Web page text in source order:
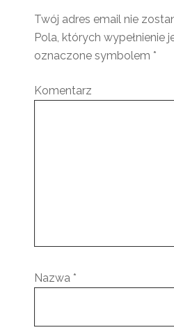
Twój adres email nie
Pola, których wypełnienie
oznaczone symbolem *
Komentarz
Nazwa *